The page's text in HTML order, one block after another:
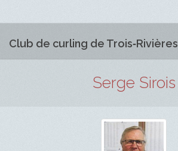
Club de curling de Trois‑Rivières
Serge Sirois